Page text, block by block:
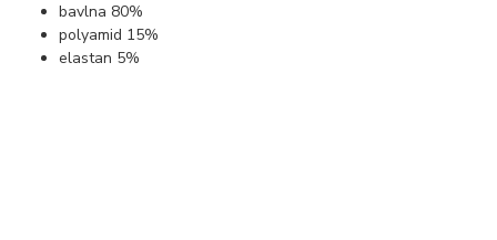
bavlna 80%
polyamid 15%
elastan 5%